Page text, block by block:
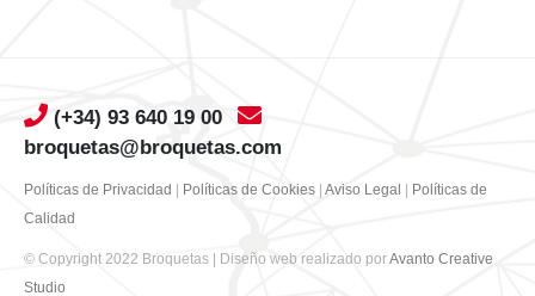
(+34) 93 640 19 00
broquetas@broquetas.com
Políticas de Privacidad Políticas de Cookies Aviso Legal
Políticas de
Calidad
© Copyright 2022 Broquetas | Diseño web realizado porAvanto Creative
Studio